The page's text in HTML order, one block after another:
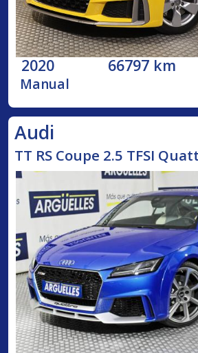
2020 66797 km
Manual
Audi
TT RS Coupe 2.5 TFSI